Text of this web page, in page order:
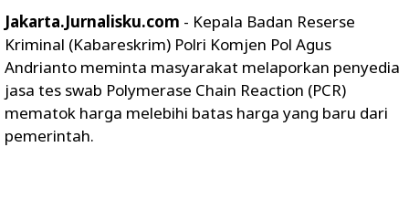
Jakarta.Jurnalisku.com - Kepala Badan Reserse
Kriminal (Kabareskrim) Polri Komjen Pol Agus
Andrianto meminta masyarakat melaporkan penyedia
jasa tes swab Polymerase Chain Reaction (PCR)
mematok harga melebihi batas harga yang baru dari
pemerintah.